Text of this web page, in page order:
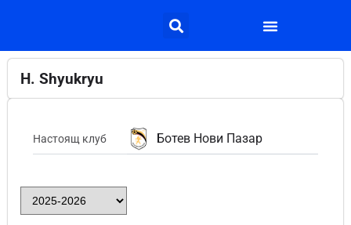
H. Shyukryu
Настоящ клуб Ботев Нови Пазар